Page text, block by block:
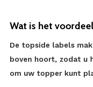
Wat is het
De topside labels
boven hoort, zodat u
om uw topper kunt